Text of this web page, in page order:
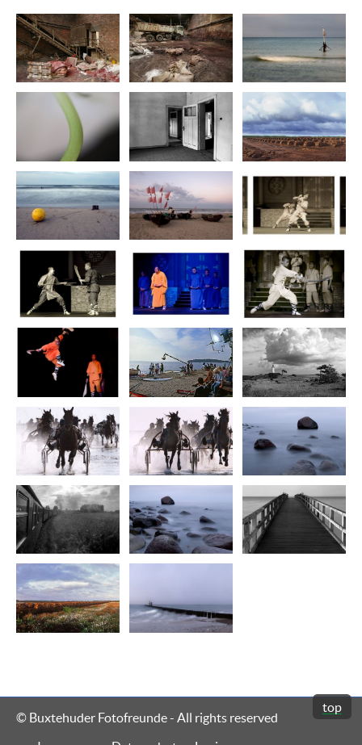
© Buxtehuder Fotofreunde - All rights reserved
top